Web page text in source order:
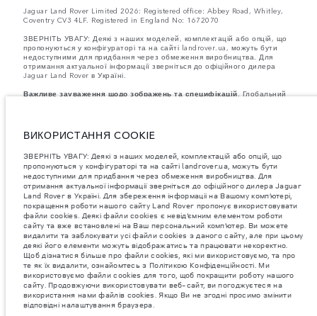
Jaguar Land Rover Limited 2026: Registered office: Abbey Road, Whitley,
Coventry CV3 4LF. Registered in England No: 1672070
ЗВЕРНІТЬ УВАГУ: Деякі з наших моделей, комплектацій або опцій, що
пропонуються у конфігураторі та на сайті landrover.ua, можуть бути
недоступними для придбання через обмеження виробництва. Для
отримання актуальної інформації зверніться до офіційного дилера
Jaguar Land Rover в Україні.
Важливе зауваження щодо зображень та специфікацій.Глобальний
використовуються на вебсайті, можуть не повністю відображати
поточні специфікації, опції, варіанти оздоблення та кольорові рішення.
інформації.
Зазначена вага відповідає стандартній специфікації автомобіля.
Аксесуари та інші елементи, встановлені після виробництва, можуть
впливати на вантажопідйомність. Під час завантаження автомобіля
аксесуарами, пасажирами, рідинами, паливом і корисним
навантаженням слід забезпечити, щоб загальна вага автомобіля та
максимальні навантаження на осі не перевищували допустимі
значення.
Jaguar Land Rover Limited постійно шукає шляхи поліпшити технічні
характеристики, дизайн і виробництво своїх автомобілів, деталей та
аксесуарів, зміни відбуваються постійно, і ми залишаємо за собою
право вносити зміни без попереднього повідомлення. Деякі функції
можуть відрізнятися від додаткових до стандартних для різних років
моделі. Інформація, технічні характеристики, двигуни і кольори на
цьому веб-сайті базуються на європейській специфікації і можуть
відрізнятися від ринку до ринку і можуть бути змінені без попереднього
ВИКОРИСТАННЯ COOKIE
ЗВЕРНІТЬ УВАГУ: Деякі з наших моделей, комплектацій або опцій, що
пропонуються у конфігураторі та на сайті landrover.ua, можуть бути
недоступними для придбання через обмеження виробництва. Для
отримання актуальної інформації зверніться до офіційного дилера Jaguar
Land Rover в Україні. Для збереження інформаціі на Вашому комп’ютері,
покращення роботи нашого сайту Land Rover пропонує використовувати
файли cookies. Деякі файли cookies є невід’ємним елементом роботи
сайту та вже встановлені на Ваш персональний комп’ютер. Ви можете
видалити та заблокувати усі файли cookies з даного сайту, але при цьому
деякі його елементи можуть відображатись та працювати некоректно.
Щоб дізнатися більше про файли cookies, які ми використовуємо, та про
те як їх видалити, ознайомтесь з Політикою Конфіденційності. Ми
використовуємо файли cookies для того, щоб покращити роботу нашого
сайту. Продовжуючи використовувати веб-сайт, ви погоджуєтеся на
використання нами файлів cookies. Якщо Ви не згодні просимо змінити
відповідні налаштування браузера.